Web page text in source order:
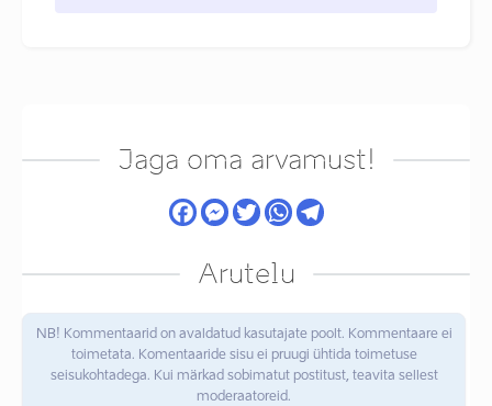
Jaga oma arvamust!
Arutelu
NB! Kommentaarid on avaldatud kasutajate poolt. Kommentaare ei
toimetata. Komentaaride sisu ei pruugi ühtida toimetuse
seisukohtadega. Kui märkad sobimatut postitust, teavita sellest
moderaatoreid.